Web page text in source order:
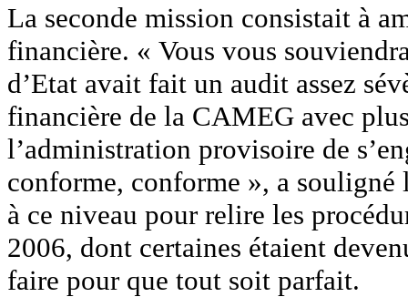
La seconde mission consistait à
financière. « Vous vous
d’Etat avait fait un audit assez
financière de la CAMEG avec
l’administration provisoire de
conforme, conforme », a
à ce niveau pour relire les
2006, dont certaines étaient
faire pour que tout soit parfait.